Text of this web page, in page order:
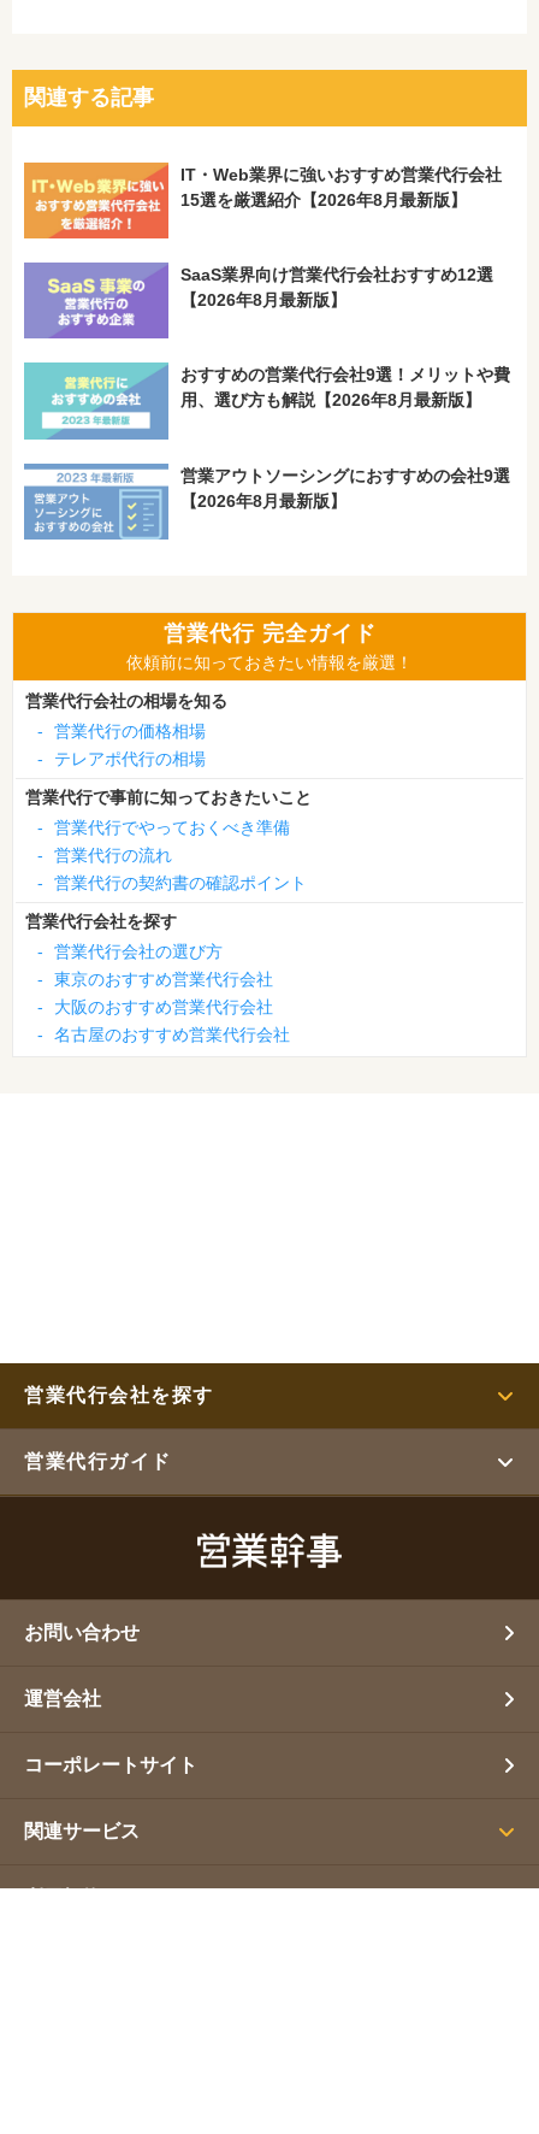
関連する記事
IT・Web業界に強いおすすめ営業代行会社
15選を厳選紹介【2026年8月最新版】
SaaS業界向け営業代行会社おすすめ12選
【2026年8月最新版】
おすすめの営業代行会社9選！メリットや費
用、選び方も解説【2026年8月最新版】
営業アウトソーシングにおすすめの会社9選
【2026年8月最新版】
営業代行 完全ガイド
依頼前に知っておきたい情報を厳選！
営業代行会社の相場を知る
-
営業代行の価格相場
-
テレアポ代行の相場
営業代行で事前に知っておきたいこと
-
営業代行でやっておくべき準備
-
営業代行の流れ
-
営業代行の契約書の確認ポイント
営業代行会社を探す
-
営業代行会社の選び方
-
東京のおすすめ営業代行会社
-
大阪のおすすめ営業代行会社
-
名古屋のおすすめ営業代行会社
営業代行会社を探す
営業代行ガイド
お問い合わせ
運営会社
コーポレートサイト
関連サービス